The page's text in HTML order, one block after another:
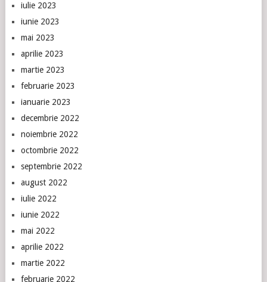
iulie 2023
iunie 2023
mai 2023
aprilie 2023
martie 2023
februarie 2023
ianuarie 2023
decembrie 2022
noiembrie 2022
octombrie 2022
septembrie 2022
august 2022
iulie 2022
iunie 2022
mai 2022
aprilie 2022
martie 2022
februarie 2022